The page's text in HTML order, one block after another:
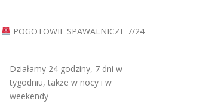
POGOTOWIE SPAWALNICZE 7/24
Działamy 24 godziny, 7 dni w
tygodniu, także w nocy i w
weekendy